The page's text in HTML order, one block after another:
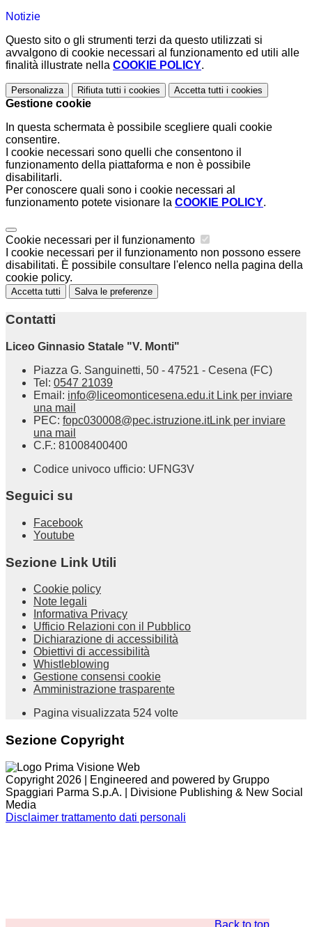
Notizie
Questo sito o gli strumenti terzi da questo utilizzati si
avvalgono di cookie necessari al funzionamento ed utili alle
finalità illustrate nella COOKIE POLICY.
Personalizza Rifiuta tutti i cookies Accetta tutti i cookies
Gestione cookie
In questa schermata è possibile scegliere quali cookie
consentire.
I cookie necessari sono quelli che consentono il
funzionamento della piattaforma e non è possibile
disabilitarli.
Per conoscere quali sono i cookie necessari al
funzionamento potete visionare la COOKIE POLICY.
Cookie necessari per il funzionamento
I cookie necessari per il funzionamento non possono essere
disabilitati. È possibile consultare l'elenco nella pagina della
cookie policy.
Accetta tutti Salva le preferenze
Contatti
Liceo Ginnasio Statale "V. Monti"
Piazza G. Sanguinetti, 50 - 47521 - Cesena (FC)
Tel: 0547 21039
Email: info@liceomonticesena.edu.it Link per inviare
una mail
PEC: fopc030008@pec.istruzione.itLink per inviare
una mail
C.F.: 81008400400
Codice univoco ufficio: UFNG3V
Seguici su
Facebook
Youtube
Sezione Link Utili
Cookie policy
Note legali
Informativa Privacy
Ufficio Relazioni con il Pubblico
Dichiarazione di accessibilità
Obiettivi di accessibilità
Whistleblowing
Gestione consensi cookie
Amministrazione trasparente
Pagina visualizzata 524 volte
Sezione Copyright
Copyright 2026 | Engineered and powered by Gruppo
Spaggiari Parma S.p.A. | Divisione Publishing & New Social
Media
Disclaimer trattamento dati personali
Back to top